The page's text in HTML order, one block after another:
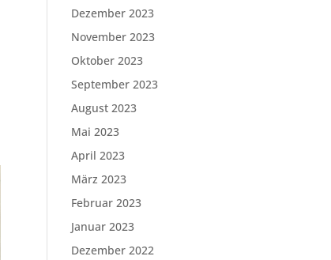
Dezember 2023
November 2023
Oktober 2023
September 2023
August 2023
Mai 2023
April 2023
März 2023
Februar 2023
Januar 2023
Dezember 2022